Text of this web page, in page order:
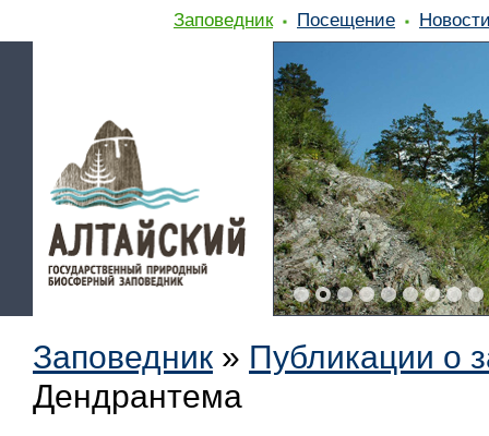
Заповедник Посещение
Заповедник » Публикации о
Дендрантема